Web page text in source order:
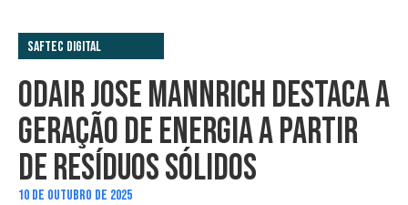
Saftec Digital
ODAIR JOSE MANNRICH DESTACA A
GERAÇÃO DE ENERGIA A PARTIR
DE RESÍDUOS SÓLIDOS
10 DE OUTUBRO DE 2025